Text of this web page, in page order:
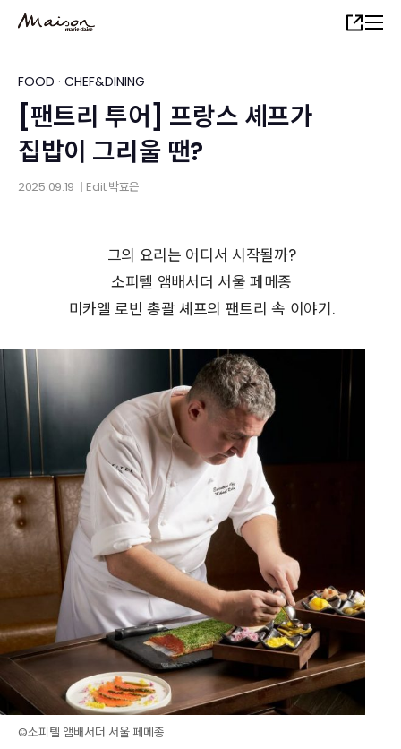
content
Share
FOOD · CHEF&DINING
[팬트리 투어] 프랑스 셰프가
집밥이 그리울 땐?
2025.09.19 Edit박효은
그의 요리는 어디서 시작될까?
소피텔 앰배서더 서울 페메종
미카엘 로빈 총괄 셰프의 팬트리 속 이야기.
©소피텔 앰배서더 서울 페메종